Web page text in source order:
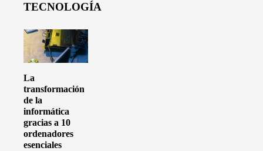
TECNOLOGÍA
La
transformación
de la
informática
gracias a 10
ordenadores
esenciales